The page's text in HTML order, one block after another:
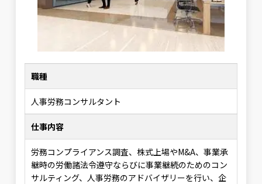
職種
人事労務コンサルタント
仕事内容
労務コンプライアンス調査、株式上場やM&A、事業承
継時の労働諸法令遵守ならびに事業継続のためのコン
サルティング、人事労務のアドバイザリーを行い、企